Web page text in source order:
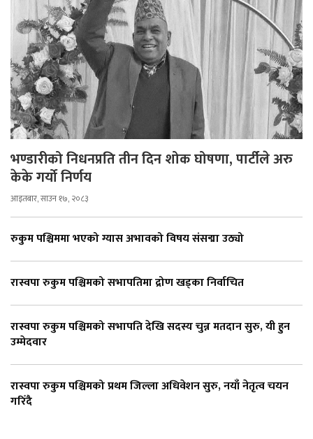
भण्डारीको निधनप्रति तीन दिन शोक घोषणा, पार्टीले अरु
केके गर्यो निर्णय
आइतबार, साउन १७, २०८३
रुकुम पश्चिममा भएको ग्यास अभावको विषय संसद्मा उठ्यो
रास्वपा रुकुम पश्चिमको सभापतिमा द्रोण खड्का निर्वाचित
रास्वपा रुकुम पश्चिमको सभापति देखि सदस्य चुन्न मतदान सुरु, यी हुन
उम्मेदवार
रास्वपा रुकुम पश्चिमको प्रथम जिल्ला अधिवेशन सुरु, नयाँ नेतृत्व चयन
गरिँदै